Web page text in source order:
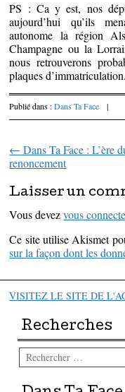
PS : Ca y est, nos
aujourd’hui qu’ils
autonome la région
Champagne ou la
nous retrouverons
plaques
Publié dans :Dans Ta Face |
Parcourir
← Dans Ta Face : L’ère
renoncement
Laisser un
Vous devezvous
Ce site utilise Akismet
sur la façon dont les
VISITEZ LE SITE DE
Recherches
Rechercher